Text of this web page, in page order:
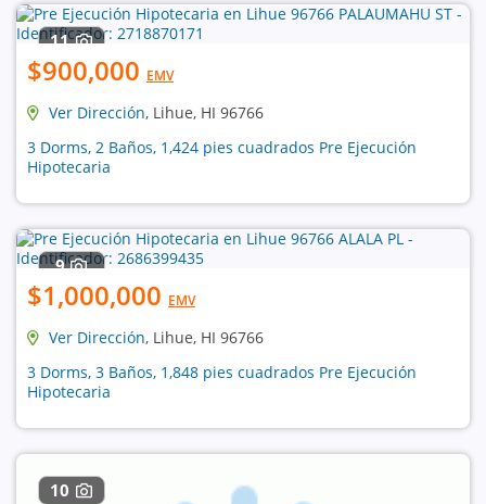
11
$900,000 EMV
Ver Dirección, Lihue, HI 96766
3 Dorms, 2 Baños, 1,424 pies cuadrados Pre Ejecución
Hipotecaria
9
$1,000,000 EMV
Ver Dirección, Lihue, HI 96766
3 Dorms, 3 Baños, 1,848 pies cuadrados Pre Ejecución
Hipotecaria
10